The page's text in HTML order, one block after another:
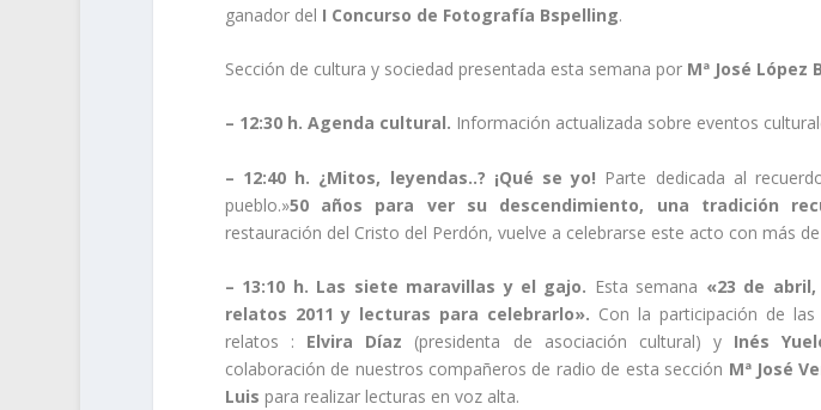
ganador del I Concurso de Fotografía Bspelling.
Sección de cultura y sociedad presentada esta semana por Mª José López
– 12:30 h. Agenda cultural. Información actualizada sobre eventos
– 12:40 h. ¿Mitos, leyendas..? ¡Qué se yo! Parte dedicada al
pueblo.»50 años para ver su descendimiento, una tradición
restauración del Cristo del Perdón, vuelve a celebrarse este acto con más
– 13:10 h. Las siete maravillas y el gajo. Esta semana «23 de
relatos 2011 y lecturas para celebrarlo». Con la participación de
relatos : Elvira Díaz (presidenta de asociación cultural) y Inés
colaboración de nuestros compañeros de radio de esta sección Mª José
Luis para realizar lecturas en voz alta.